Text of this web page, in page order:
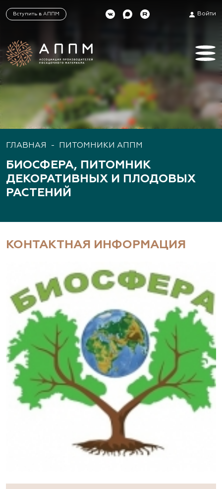
Вступить в АППМ Войти
ГЛАВНАЯ - ПИТОМНИКИ АППМ
БИОСФЕРА, ПИТОМНИК
ДЕКОРАТИВНЫХ И ПЛОДОВЫХ
РАСТЕНИЙ
КОНТАКТНАЯ ИНФОРМАЦИЯ